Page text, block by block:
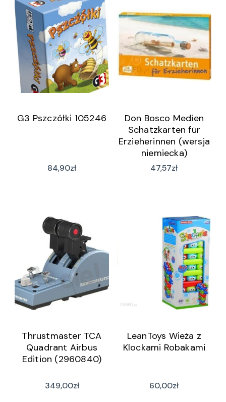
G3 Pszczółki 105246
84,90zł
Don Bosco Medien
Schatzkarten für
Erzieherinnen (wersja
niemiecka)
47,57zł
Thrustmaster TCA
Quadrant Airbus
Edition (2960840)
349,00zł
LeanToys Wieża z
Klockami Robakami
60,00zł